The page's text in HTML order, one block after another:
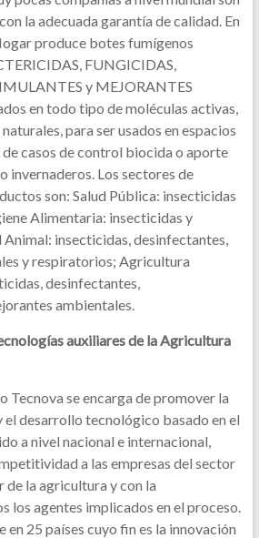
la adecuada garantía de calidad. En
produce botes fumígenos
FUNGICIDAS,
y MEJORANTES
en todo tipo de moléculas activas,
para ser usados en espacios
casos de control biocida o aporte
invernaderos. Los sectores de
son: Salud Pública: insecticidas
Alimentaria: insecticidas y
insecticidas, desinfectantes,
y respiratorios; Agricultura
desinfectantes,
ambientales.
auxiliares de la Agricultura
Tecnova se encarga de promover la
el desarrollo tecnológico basado en el
a nivel nacional e internacional,
a las empresas del sector
de la agricultura y con la
los agentes implicados en el proceso.
en 25 países cuyo fin es la innovación